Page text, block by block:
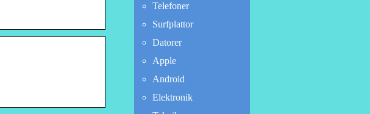
Telefoner
Surfplattor
Datorer
Apple
Android
Elektronik